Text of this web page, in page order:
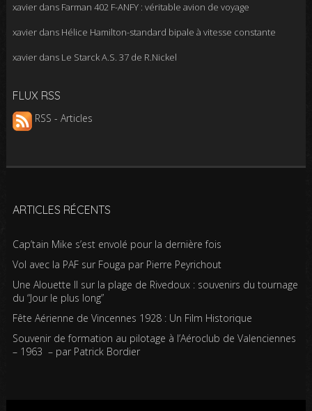
xavierdans Farman 402 F-ANFY : véritable avion de voyage
xavierdans Hélice Hamilton-standard bipale à vitesse constante
xavierdans Le Starck A.S. 37 de R.Nickel
FLUX RSS
RSS - Articles
ARTICLES RÉCENTS
Cap’tain Mike s’est envolé pour la dernière fois
Vol avec la PAF sur Fouga par Pierre Peyrichout
Une Alouette II sur la plage de Rivedoux : souvenirs du tournage
du “Jour le plus long”
Fête Aérienne de Vincennes 1928 : Un Film Historique
Souvenir de formation au pilotage à l’Aéroclub de Valenciennes
– 1963 – par Patrick Bordier